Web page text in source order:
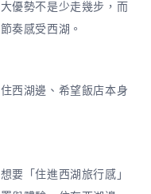
優勢不是少走幾步，而
奏感受西湖。
西湖邊、希望飯店本身
要「住進西湖旅行感」